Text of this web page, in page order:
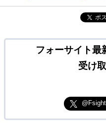
ポ
フォーサイト最
受け